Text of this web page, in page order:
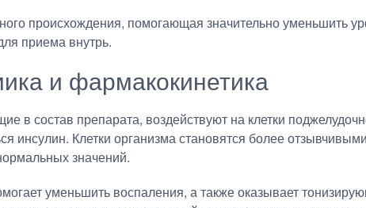
происхождения, помогающая значительно уменьшить
приема внутрь.
и фармакокинетика
в состав препарата, воздействуют на клетки
инсулин. Клетки организма становятся более
значений.
уменьшить воспаления, а также оказывает